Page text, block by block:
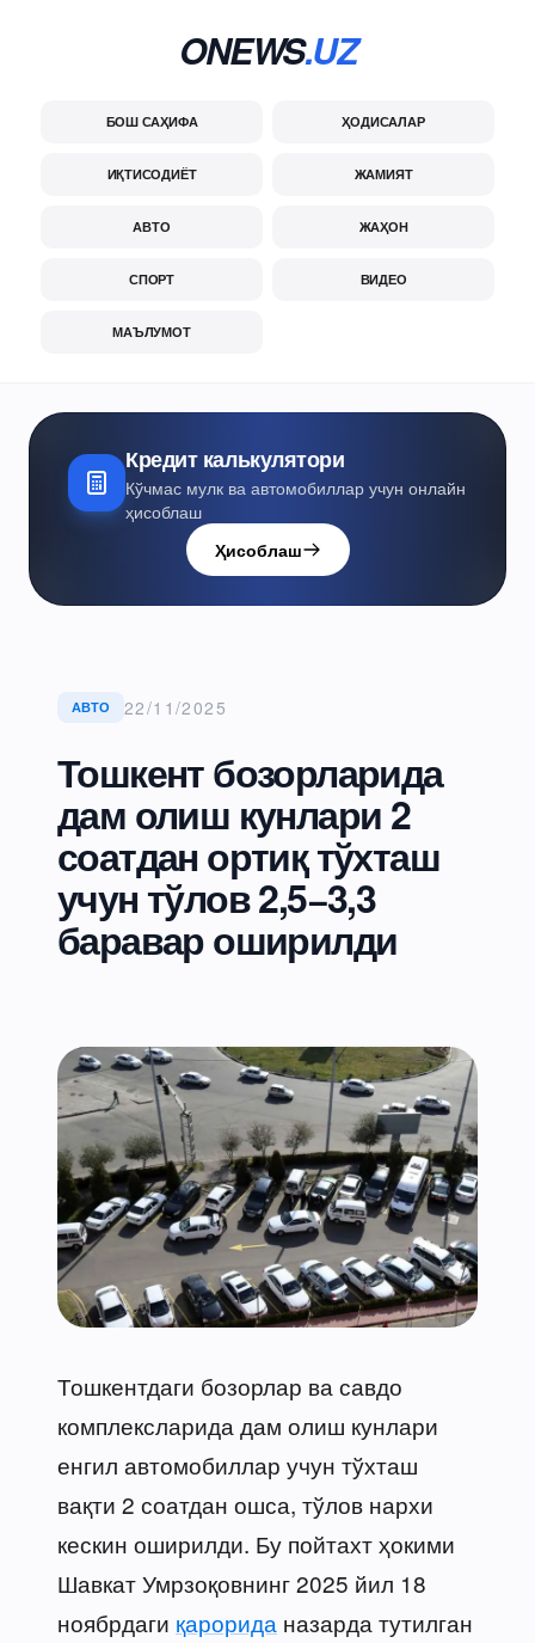
ONEWS.UZ
БОШ САҲИФА ҲОДИСАЛАР
ИҚТИСОДИЁТ ЖАМИЯТ
АВТО ЖАҲОН
СПОРТ ВИДЕО
МАЪЛУМОТ
Кредит калькулятори
Кўчмас мулк ва автомобиллар учун онлайн
ҳисоблаш
Ҳисоблаш
АВТО 22/11/2025
Тошкент бозорларида
дам олиш кунлари 2
соатдан ортиқ тўхташ
учун тўлов 2,5−3,3
баравар оширилди
Тошкентдаги бозорлар ва савдо
комплексларида дам олиш кунлари
енгил автомобиллар учун тўхташ
вақти 2 соатдан ошса, тўлов нархи
кескин оширилди. Бу пойтахт ҳокими
Шавкат Умрзоқовнинг 2025 йил 18
ноябрдаги қарорида назарда тутилган